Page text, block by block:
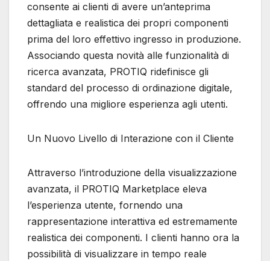
consente ai clienti di avere un’anteprima
dettagliata e realistica dei propri componenti
prima del loro effettivo ingresso in produzione.
Associando questa novità alle funzionalità di
ricerca avanzata, PROTIQ ridefinisce gli
standard del processo di ordinazione digitale,
offrendo una migliore esperienza agli utenti.
Un Nuovo Livello di Interazione con il Cliente
Attraverso l’introduzione della visualizzazione
avanzata, il PROTIQ Marketplace eleva
l’esperienza utente, fornendo una
rappresentazione interattiva ed estremamente
realistica dei componenti. I clienti hanno ora la
possibilità di visualizzare in tempo reale